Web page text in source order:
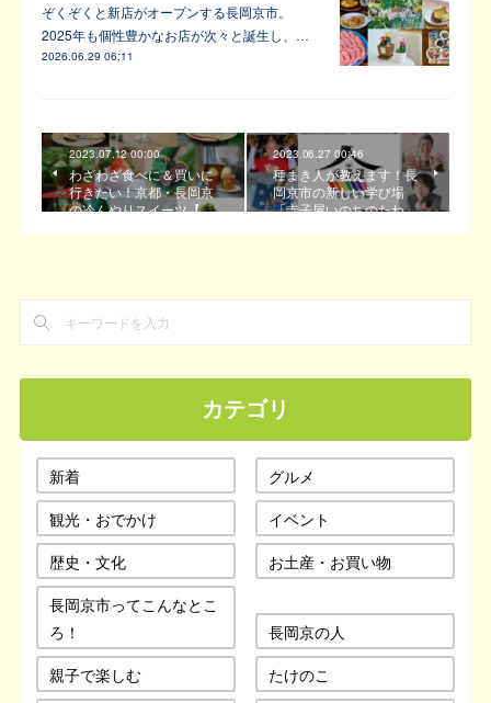
ぞくぞくと新店がオープンする長岡京市。
2025年も個性豊かなお店が次々と誕生し、…
2026.06.29 06:11
2023.07.12 00:00
わざわざ食べに＆買いに
行きたい！京都・長岡京
の冷んやりスイーツ【…
2023.06.27 00:46
種まき人が教えます！長
岡京市の新しい学び場
「寺子屋いのちのたね」
カテゴリ
新着
グルメ
観光・おでかけ
イベント
歴史・文化
お土産・お買い物
長岡京市ってこんなとこ
ろ！
長岡京の人
親子で楽しむ
たけのこ